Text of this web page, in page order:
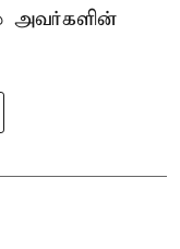
அவர்களின்